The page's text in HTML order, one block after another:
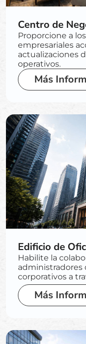
Centro de
Proporcione a
empresariales
actualizaciones
operativos.
Más
Edificio de
Habilite la
administradores
corporativos a
Más